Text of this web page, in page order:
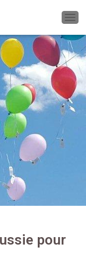
D
É
P
L
I
E
R
L
A
N
pour